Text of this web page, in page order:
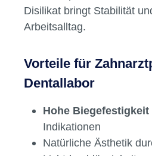
Disilikat bringt Stabilität
Arbeitsalltag.
Vorteile für
Dentallabor
Hohe Biegefestigkeit
Indikationen
Natürliche Ästhetik